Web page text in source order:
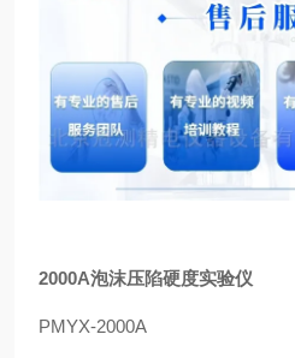
2000A泡沫压陷硬度实验仪
PMYX-2000A